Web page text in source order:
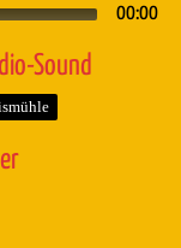
00:00
Sound